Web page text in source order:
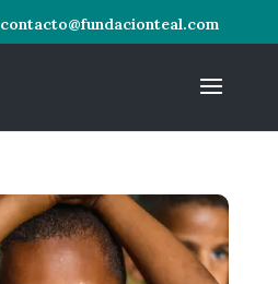
contacto@fundacionteal.com